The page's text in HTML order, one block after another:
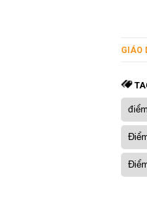
GIÁO